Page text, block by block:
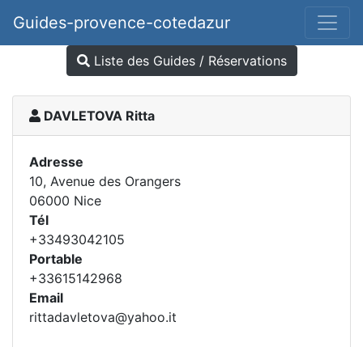
Guides-provence-cotedazur
Liste des Guides / Réservations
DAVLETOVA Ritta
Adresse
10, Avenue des Orangers
06000 Nice
Tél
+33493042105
Portable
+33615142968
Email
rittadavletova@yahoo.it